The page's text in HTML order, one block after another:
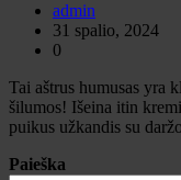
admin
31 spalio, 2024
0
Tai aštrus humusas yra
šilumos! Išeina itin
puikus užkandis su
Paieška